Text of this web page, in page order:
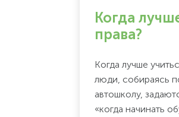
Когда
права?
Когда лучше
люди, собираясь
автошколу,
«когда начинать